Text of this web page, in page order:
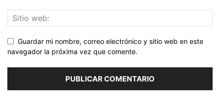
Guardar mi nombre, correo electrónico y sitio web en este
navegador la próxima vez que comente.